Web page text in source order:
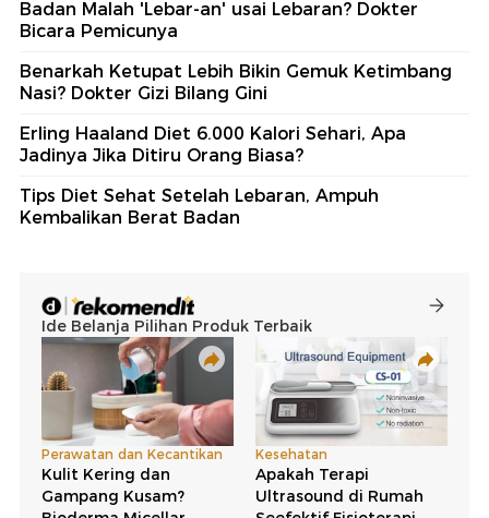
Badan Malah 'Lebar-an' usai Lebaran? Dokter
Bicara Pemicunya
Benarkah Ketupat Lebih Bikin Gemuk Ketimbang
Nasi? Dokter Gizi Bilang Gini
Erling Haaland Diet 6.000 Kalori Sehari, Apa
Jadinya Jika Ditiru Orang Biasa?
Tips Diet Sehat Setelah Lebaran, Ampuh
Kembalikan Berat Badan